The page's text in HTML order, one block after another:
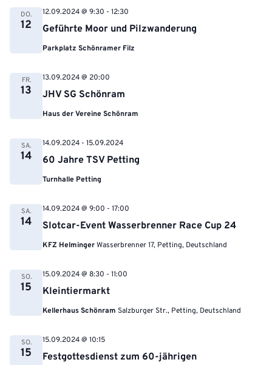
DO.
12 Geführte Moor und Pilzwanderung
12.09.2024 @ 9:30 - 12:30
Parkplatz Schönramer Filz
FR.
13 JHV SG Schönram
13.09.2024 @ 20:00
Haus der Vereine Schönram
SA.
14 60 Jahre TSV Petting
14.09.2024 - 15.09.2024
Turnhalle Petting
SA.
14 Slotcar-Event Wasserbrenner Race Cup 24
14.09.2024 @ 9:00 - 17:00
KFZ HelmingerWasserbrenner 17, Petting, Deutschland
SO.
15 Kleintiermarkt
15.09.2024 @ 8:30 - 11:00
Kellerhaus Schönram Salzburger Str., Petting, Deutschland
SO.
15
Festgottesdienst zum 60-jährigen
15.09.2024 @ 10:15